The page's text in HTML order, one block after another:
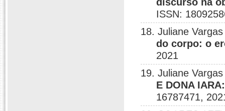
ISSN:
18. Juliane
do corpo: o
2021
19. Juliane
E DONA
16787471,